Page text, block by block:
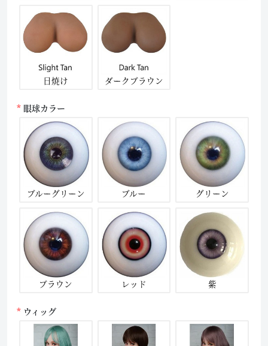
日焼け ダークブラウン
眼球カラー
ブルーグリーン ブルー グリーン
ブラウン レッド 紫
ウィッグ